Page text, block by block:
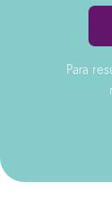
Para